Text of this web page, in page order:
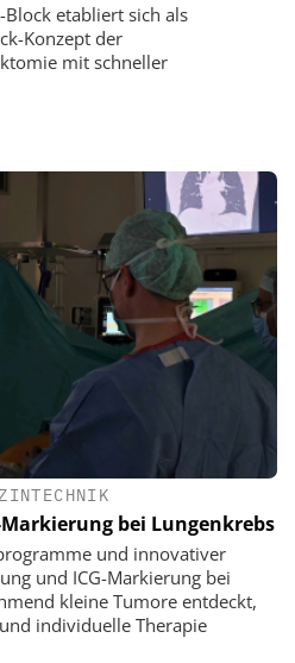
etabliert sich als
Konzept der
mit schneller
bei Lungenkrebs
und innovativer
und ICG-Markierung bei
kleine Tumore entdeckt,
individuelle Therapie